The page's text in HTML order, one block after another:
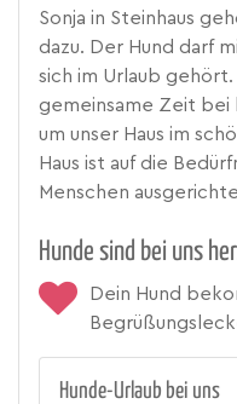
Sonja in Steinhaus
dazu. Der Hund darf
sich im Urlaub
gemeinsame Zeit bei
um unser Haus im
Haus ist auf die
Menschen
Hunde sind bei uns
Dein Hund
Hunde-Urlaub bei uns